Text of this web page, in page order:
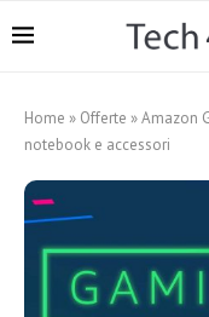
Home » Offerte »Amazon
notebook e accessori